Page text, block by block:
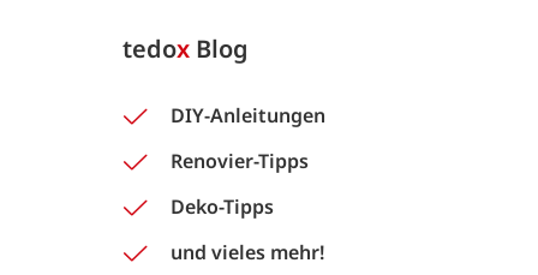
tedox Blog
DIY-Anleitungen
Renovier-Tipps
Deko-Tipps
und vieles mehr!